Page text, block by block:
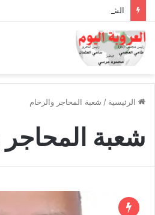
الرئيسية / شعبة المحاجر والرخام
شعبة المحاجر